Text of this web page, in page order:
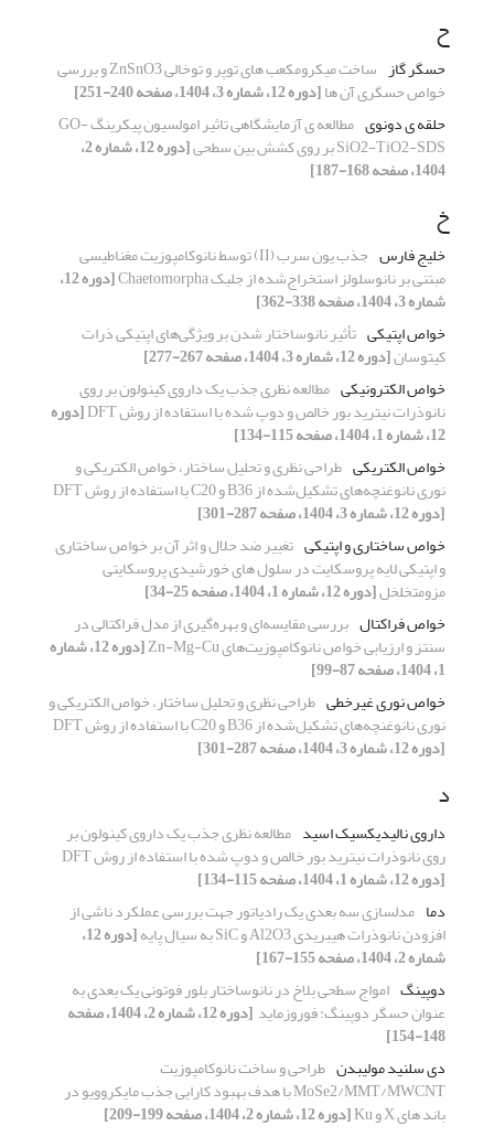
ح
حسگر گاز ساخت میکرومکعب های توپر و توخالی ZnSnO3 و بررسی
خواص حسگری آن ها[دوره 12، شماره 3، 1404، صفحه 240-251]
حلقه ی دونوی
مطالعه ی آزمایشگاهی تاثیر امولسیون پیکرینگ GO-
SiO2-TiO2-SDS بر روی کشش بین سطحی [دوره 12، شماره 2،
1404، صفحه 168-187]
خ
خلیج فارس جذب یون سرب (II) توسط نانوکامپوزیت مغناطیسی
مبتنی بر نانوسلولز استخراج‌شده از جلبک Chaetomorpha [دوره 12،
شماره 3، 1404، صفحه 338-362]
خواص اپتیکی تأثیر نانوساختار شدن بر ویژگی‌های اپتیکی ذرات
کیتوسان[دوره 12، شماره 3، 1404، صفحه 267-277]
خواص الکترونیکی مطالعه نظری جذب یک داروی کینولون بر روی
نانوذرات نیترید بور خالص و دوپ شده با استفاده از روش DFT [دوره
12، شماره 1، 1404، صفحه 115-134]
خواص الکتریکی طراحی نظری و تحلیل ساختار، خواص الکتریکی و
نوری نانوغنچه‌های تشکیل‌شده از B36 و C20 با استفاده از روش DFT
[دوره 12، شماره 3، 1404، صفحه 287-301]
خواص ساختاری و اپتیکی تغییر ضد حلال و اثر آن بر خواص ساختاری
و اپتیکی لایه پروسکایت در سلول های خورشیدی پروسکایتی
مزومتخلخل[دوره 12، شماره 1، 1404، صفحه 25-34]
خواص فراکتال بررسی مقایسه‌ای و بهره‌گیری از مدل فراکتالی در
سنتز و ارزیابی خواص نانوکامپوزیت‌های Zn-Mg-Cu [دوره 12، شماره
1، 1404، صفحه 87-99]
خواص نوری غیرخطی طراحی نظری و تحلیل ساختار، خواص الکتریکی و
نوری نانوغنچه‌های تشکیل‌شده از B36 و C20 با استفاده از روش DFT
[دوره 12، شماره 3، 1404، صفحه 287-301]
د
داروی نالیدیکسیک اسید مطالعه نظری جذب یک داروی کینولون بر
روی نانوذرات نیترید بور خالص و دوپ شده با استفاده از روش DFT
[دوره 12، شماره 1، 1404، صفحه 115-134]
دما مدلسازی سه بعدی یک رادیاتور جهت بررسی عملکرد ناشی از
افزودن نانوذرات هیبریدی Al2O3 و SiC به سیال پایه [دوره 12،
شماره 2، 1404، صفحه 155-167]
دوپینگ امواج سطحی بلاخ در نانوساختار بلور فوتونی یک بعدی به
عنوان حسگر ‏دوپینگ: فوروزماید ‏ [دوره 12، شماره 2، 1404، صفحه
148-154]
دی سلنید مولیبدن طراحی و ساخت نانوکامپوزیت
MoSe2/MMT/MWCNT با هدف بهبود کارایی جذب مایکروویو در
باند های X و Ku [دوره 12، شماره 2، 1404، صفحه 199-209]